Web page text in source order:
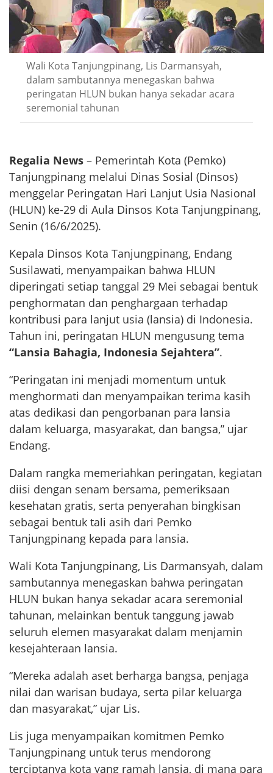
Wali Kota Tanjungpinang, Lis Darmansyah,
dalam sambutannya menegaskan bahwa
peringatan HLUN bukan hanya sekadar acara
seremonial tahunan
Regalia News – Pemerintah Kota (Pemko)
Tanjungpinang melalui Dinas Sosial (Dinsos)
menggelar Peringatan Hari Lanjut Usia Nasional
(HLUN) ke-29 di Aula Dinsos Kota Tanjungpinang,
Senin (16/6/2025).
Kepala Dinsos Kota Tanjungpinang, Endang
Susilawati, menyampaikan bahwa HLUN
diperingati setiap tanggal 29 Mei sebagai bentuk
penghormatan dan penghargaan terhadap
kontribusi para lanjut usia (lansia) di Indonesia.
Tahun ini, peringatan HLUN mengusung tema
“Lansia Bahagia, Indonesia Sejahtera”.
“Peringatan ini menjadi momentum untuk
menghormati dan menyampaikan terima kasih
atas dedikasi dan pengorbanan para lansia
dalam keluarga, masyarakat, dan bangsa,” ujar
Endang.
Dalam rangka memeriahkan peringatan, kegiatan
diisi dengan senam bersama, pemeriksaan
kesehatan gratis, serta penyerahan bingkisan
sebagai bentuk tali asih dari Pemko
Tanjungpinang kepada para lansia.
Wali Kota Tanjungpinang, Lis Darmansyah, dalam
sambutannya menegaskan bahwa peringatan
HLUN bukan hanya sekadar acara seremonial
tahunan, melainkan bentuk tanggung jawab
seluruh elemen masyarakat dalam menjamin
kesejahteraan lansia.
“Mereka adalah aset berharga bangsa, penjaga
nilai dan warisan budaya, serta pilar keluarga
dan masyarakat,” ujar Lis.
Lis juga menyampaikan komitmen Pemko
Tanjungpinang untuk terus mendorong
terciptanya kota yang ramah lansia, di mana para